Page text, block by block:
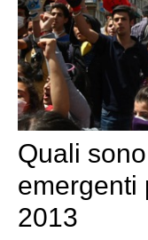
Quali
emergenti
2013